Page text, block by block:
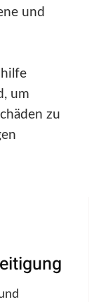
und
um
zu